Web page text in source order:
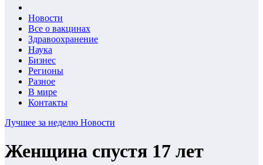
Новости
Все о вакцинах
Здравоохранение
Наука
Бизнес
Регионы
Разное
В мире
Контакты
Лучшее за неделю Новости
Женщина спустя 17 лет